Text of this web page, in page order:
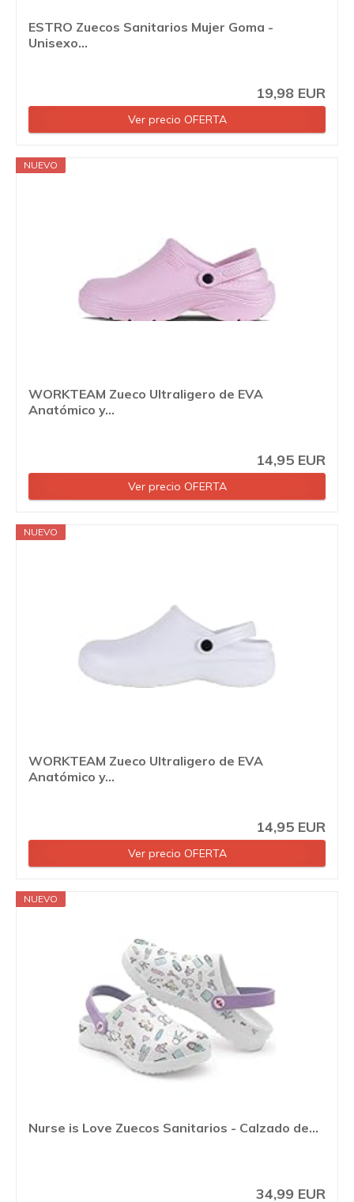
ESTRO Zuecos Sanitarios Mujer Goma -
Unisexo...
19,98 EUR
Ver precio OFERTA
NUEVO
WORKTEAM Zueco Ultraligero de EVA
Anatómico y...
14,95 EUR
Ver precio OFERTA
NUEVO
WORKTEAM Zueco Ultraligero de EVA
Anatómico y...
14,95 EUR
Ver precio OFERTA
NUEVO
Nurse is Love Zuecos Sanitarios - Calzado de...
34,99 EUR